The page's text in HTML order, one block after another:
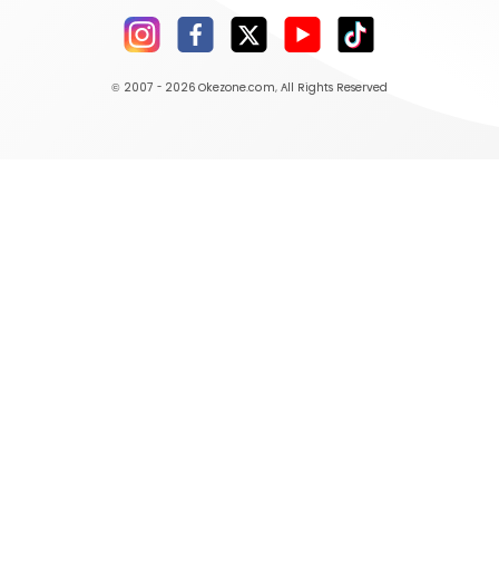
© 2007 - 2026 Okezone.com, All Rights Reserved